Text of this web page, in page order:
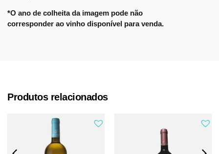
*O ano de colheita da imagem pode não
corresponder ao vinho disponível para venda.
Produtos relacionados